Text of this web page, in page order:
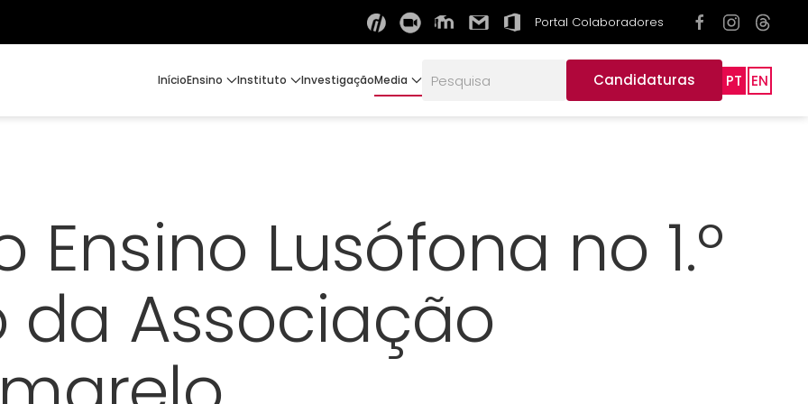
Portal Colaboradores
InícioEnsino Instituto InvestigaçãoMedia Candidaturas PT EN
Lusófona no 1.º
da Associação